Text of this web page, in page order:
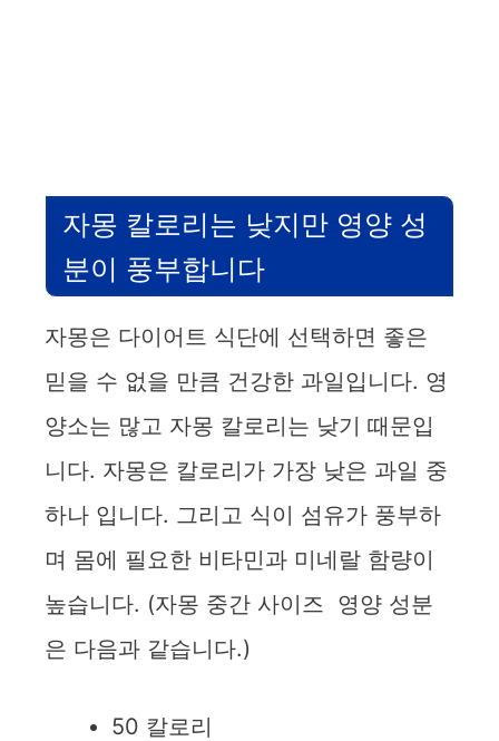
자몽 칼로리는 낮지만 영양 성
분이 풍부합니다
자몽은 다이어트 식단에 선택하면 좋은
믿을 수 없을 만큼 건강한 과일입니다. 영
양소는 많고 자몽 칼로리는 낮기 때문입
니다. 자몽은 칼로리가 가장 낮은 과일 중
하나 입니다. 그리고 식이 섬유가 풍부하
며 몸에 필요한 비타민과 미네랄 함량이
높습니다. (자몽 중간 사이즈 영양 성분
은 다음과 같습니다.)
50 칼로리